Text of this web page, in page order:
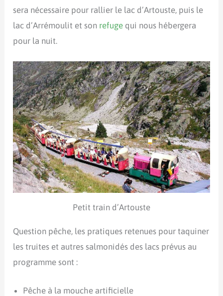
sera nécessaire pour rallier le lac d’Artouste, puis le
lac d’Arrémoulit et son refuge qui nous hébergera
pour la nuit.
Petit train d’Artouste
Question pêche, les pratiques retenues pour taquiner
les truites et autres salmonidés des lacs prévus au
programme sont :
Pêche à la mouche artificielle